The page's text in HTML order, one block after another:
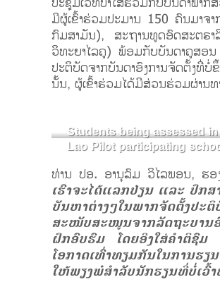
ມີຜູ້ເຂົ້າຮ່ວມປະມານ 150 ຄົນມາຈ
ກົມສາມັນ), ສະຖານທູດອົດສະຕຣ
ວິທະຍາໄລຄູ) ພ້ອມກັບບັນດາຄູສອ
ປະຕິບັດຈາກບັນດາອົງການຈັດຕັ້ງທີ່
ນັ້ນ, ຜູ້ເຂົ້າຮ່ວມໄດ້ມີສ່ວນຮ່ວມຜ່ານທ
Students being assessed
Lao Pilot participating
ທ່ານ ປອ. ອານຸລົມ ວິໄລພອນ, ຮອງ
ເຮົາຈະໄດ້ແລກປ່ຽນ ແລະ ປຶກ
ບັນຫາຕ່າງໆໃນພາກຈັດຕັ້ງປ
ສະໜັບສະໜູນຈາກລັດຖະບານ
ຝຶກອົບຮົມ ໂດຍອີງໃສ່ຄໍາຕິຊົ
ໂອກາດເທົ່າທຽມກັນໃນການຮ
ໃຫ້ພຽງພໍສໍາລັບນັກຮຽນທີ່ບໍ່ເວົ້າ